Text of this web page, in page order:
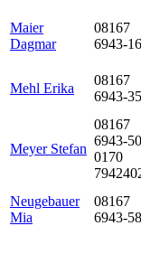
Maier
Dagmar
08167
6943-16
Mehl Erika
08167
6943-35
Meyer Stefan
08167
6943-50
0170
Neugebauer
Mia
08167
6943-58